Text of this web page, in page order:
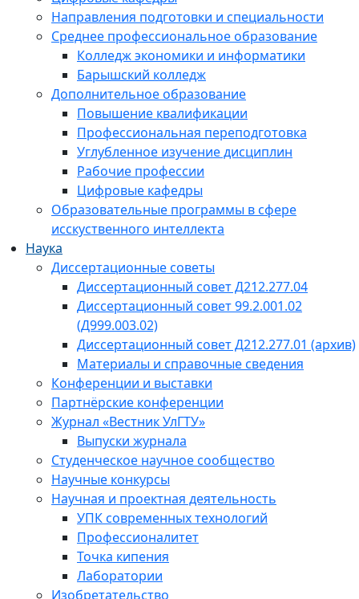
Направления подготовки и специальности
Среднее профессиональное образование
Колледж экономики и информатики
Барышский колледж
Дополнительное образование
Повышение квалификации
Профессиональная переподготовка
Углубленное изучение дисциплин
Рабочие профессии
Цифровые кафедры
Образовательные программы в сфере
исскуственного интеллекта
Наука
Диссертационные советы
Диссертационный совет Д212.277.04
Диссертационный совет 99.2.001.02
(Д999.003.02)
Диссертационный совет Д212.277.01 (архив)
Материалы и справочные сведения
Конференции и выставки
Партнёрские конференции
Журнал «Вестник УлГТУ»
Выпуски журнала
Студенческое научное сообщество
Научные конкурсы
Научная и проектная деятельность
УПК современных технологий
Профессионалитет
Точка кипения
Лаборатории
Изобретательство